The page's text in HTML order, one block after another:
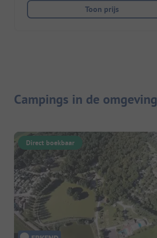
Toon prijs
Campings in de omgeving
Direct boekbaar